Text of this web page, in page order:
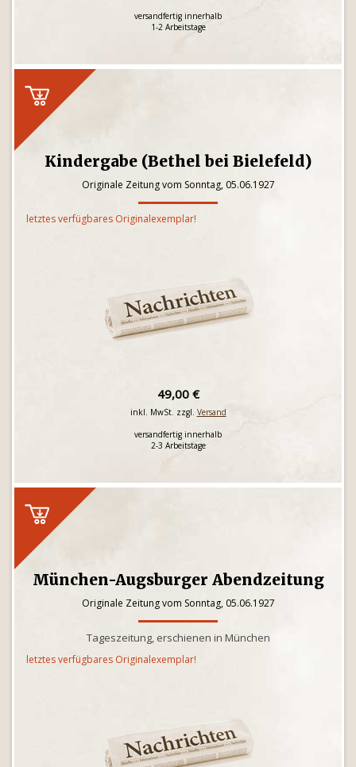
versandfertig innerhalb
1-2 Arbeitstage
Kindergabe (Bethel bei Bielefeld)
Originale Zeitung vom Sonntag, 05.06.1927
letztes verfügbares Originalexemplar!
49,00 €
inkl. MwSt. zzgl. Versand
versandfertig innerhalb
2-3 Arbeitstage
München-Augsburger Abendzeitung
Originale Zeitung vom Sonntag, 05.06.1927
Tageszeitung, erschienen in München
letztes verfügbares Originalexemplar!